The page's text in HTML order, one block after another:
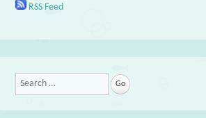
RSS Feed
Search